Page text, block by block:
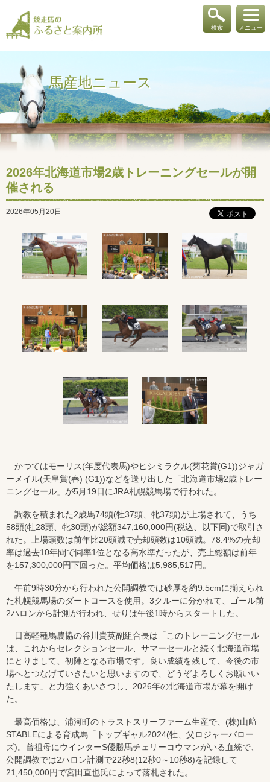
メニュー
検索
馬産地ニュース
2026年北海道市場2歳トレーニングセールが開
催される
2026年05月20日
かつてはモーリス(年度代表馬)やヒシミラクル(菊花賞(G1))ジャガ
ーメイル(天皇賞(春) (G1))などを送り出した「北海道市場2歳トレー
ニングセール」が5月19日にJRA札幌競馬場で行われた。
調教を積まれた2歳馬74頭(牡37頭、牝37頭)が上場されて、うち
58頭(牡28頭、牝30頭)が総額347,160,000円(税込、以下同)で取引さ
れた。上場頭数は前年比20頭減で売却頭数は10頭減。78.4%の売却
率は過去10年間で同率1位となる高水準だったが、売上総額は前年
を157,300,000円下回った。平均価格は5,985,517円。
午前9時30分から行われた公開調教では砂厚を約9.5cmに揃えられ
た札幌競馬場のダートコースを使用。3クルーに分かれて、ゴール前
2ハロンから計測が行われ、せりは午後1時からスタートした。
日高軽種馬農協の谷川貴英副組合長は「このトレーニングセール
は、これからセレクションセール、サマーセールと続く北海道市場
にとりまして、初陣となる市場です。良い成績を残して、今後の市
場へとつなげていきたいと思いますので、どうぞよろしくお願いい
たします」と力強くあいさつし、2026年の北海道市場が幕を開け
た。
最高価格は、浦河町のトラストスリーファーム生産で、(株)山﨑
STABLEによる育成馬「トップギャル2024(牡、父ロジャーバロー
ズ)。曾祖母にウインターS優勝馬チェリーコウマンがいる血統で、
公開調教では2ハロン計測で22秒8(12秒0～10秒8)を記録して
21,450,000円で宮田直也氏によって落札された。